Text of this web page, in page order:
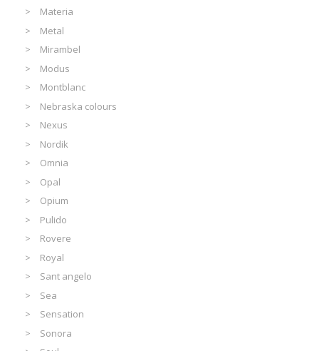
Materia
Metal
Mirambel
Modus
Montblanc
Nebraska colours
Nexus
Nordik
Omnia
Opal
Opium
Pulido
Rovere
Royal
Sant angelo
Sea
Sensation
Sonora